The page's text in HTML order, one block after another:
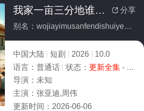
 分享
我家一亩三分地谁也别想动(全集)
别名：wojiayimusanfendishuiyebiexiangdong
中国大陆 短剧 2026
10.0
语言： 普通话 状态： 更新全集- 免费在线观看
导演： 未知
主演： 张亚迪,周伟
更新时间： 2026-06-06